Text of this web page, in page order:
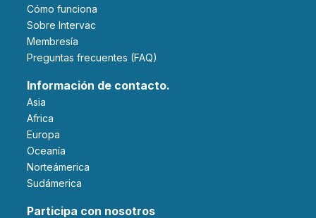
Cómo funciona
Sobre Intervac
Membresía
Preguntas frecuentes (FAQ)
Información de contacto.
Asia
Africa
Europa
Oceanía
Norteámerica
Sudámerica
Participa con nosotros